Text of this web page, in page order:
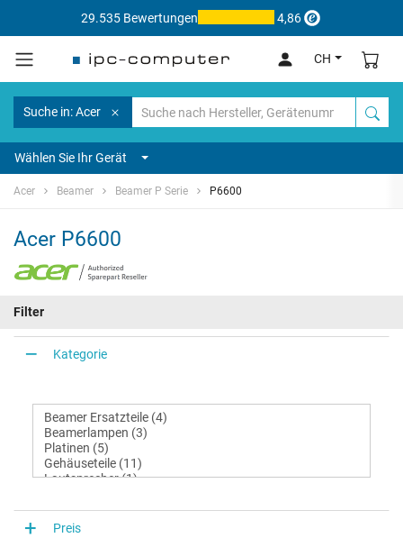
29.535 Bewertungen 4,86
CH
Suche in: Acer
Wählen Sie Ihr Gerät
Acer Beamer Beamer P Serie P6600
Acer P6600
Filter
Kategorie
Preis